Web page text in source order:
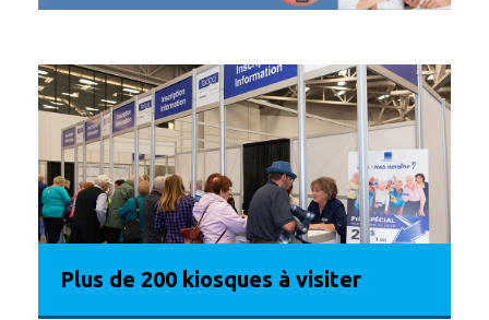
Plus de 200 kiosques à visiter